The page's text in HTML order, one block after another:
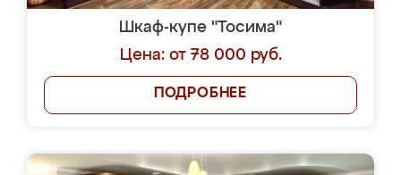
Шкаф-купе "Тосима"
Цена: от 78 000 руб.
ПОДРОБНЕЕ